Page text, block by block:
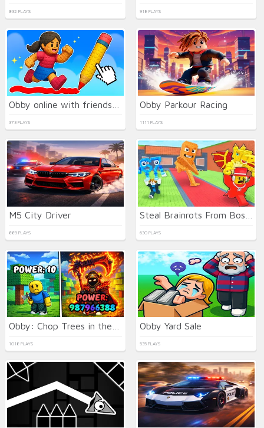
832 PLAYS 918 PLAYS
373 PLAYS
Obby Parkour Racing
1111 PLAYS
M5 City Driver
889 PLAYS 630 PLAYS
1018 PLAYS
Obby Yard Sale
535 PLAYS